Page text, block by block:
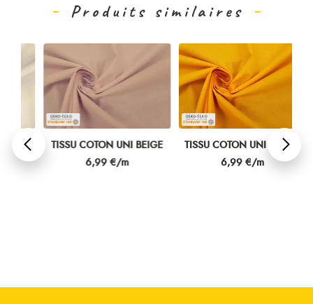
Produits similaires
TISSU COTON UNI BEIGE
6,99 €/m
TISSU COTON UNI SOLEIL
6,99 €/m